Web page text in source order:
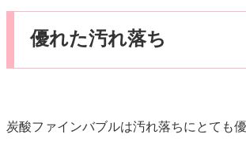
優れた汚れ落ち
炭酸ファインバブルは汚れ落ちにとても優